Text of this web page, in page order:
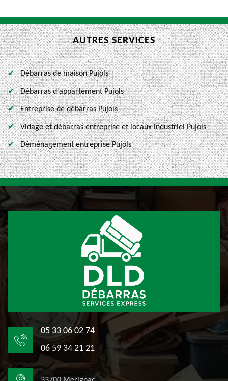
AUTRES SERVICES
Débarras de maison Pujols
Débarras d'appartement Pujols
Entreprise de débarras Pujols
Vidage et débarras entreprise et locaux industriel Pujols
Déménagement entreprise Pujols
05 33 06 02 74
06 59 34 21 21